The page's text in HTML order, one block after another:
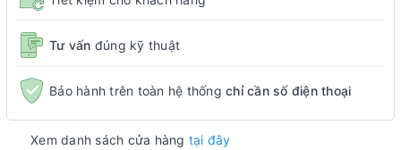
Tư vấn đúng kỹ thuật
Bảo hành trên toàn hệ thống chỉ cần số điện thoại
Xem danh sách cửa hàng tại đây